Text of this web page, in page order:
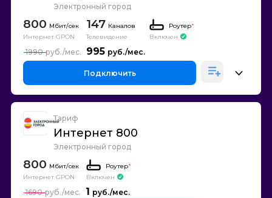
Электронный город
800
Интернет GPON
147 Каналов
Телевидение
Роутер*
Включен
995
1990
Подключить
Тариф
Интернет 800
Электронный город
800
Интернет GPON
Роутер*
Включен
1
1690